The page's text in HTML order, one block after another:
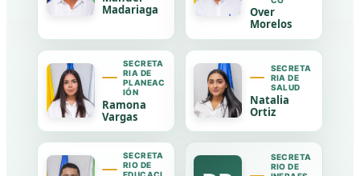
Madariaga
Over
Morelos
SECRETA
RIA DE
PLANEAC
IÓN
Ramona
Vargas
SECRETA
RIA DE
SALUD
Natalia
Ortiz
SECRETA
RIO DE
SECRETA
RIO DE